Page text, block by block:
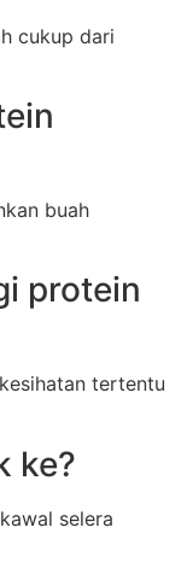
cukup dari
buah
protein
tertentu
ke?
selera